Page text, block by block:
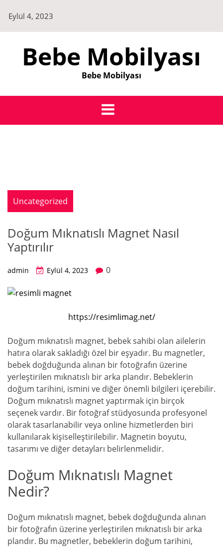
content
Eylül 4, 2023
Bebe Mobilyası
Bebe Mobilyası
Uncategorized
Doğum Mıknatıslı Magnet Nasıl
Yaptırılır
admin Eylül 4, 2023 0
https://resimlimag.net/
Doğum mıknatıslı magnet, bebek sahibi olan ailelerin
hatıra olarak sakladığı özel bir eşyadır. Bu magnetler,
bebek doğduğunda alınan bir fotoğrafın üzerine
yerleştirilen mıknatıslı bir arka plandır. Bebeklerin
doğum tarihini, ismini ve diğer önemli bilgileri içerebilir.
Doğum mıknatıslı magnet yaptırmak için birçok
seçenek vardır. Bir fotoğraf stüdyosunda profesyonel
olarak tasarlanabilir veya online hizmetlerden biri
kullanılarak kişiselleştirilebilir. Magnetin boyutu,
tasarımı ve diğer detayları belirlenmelidir.
Doğum Mıknatıslı Magnet
Nedir?
Doğum mıknatıslı magnet, bebek doğduğunda alınan
bir fotoğrafın üzerine yerleştirilen mıknatıslı bir arka
plandır. Bu magnetler, bebeklerin doğum tarihini,